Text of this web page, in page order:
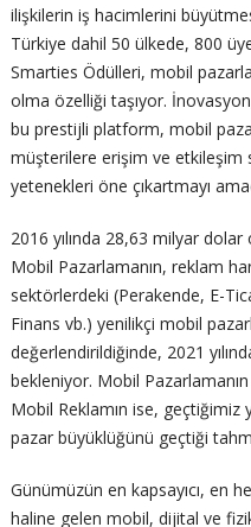
ilişkilerin iş hacimlerini
Türkiye dahil 50 ülkede, 800
Smarties Ödülleri, mobil
olma özelliği taşıyor.
bu prestijli platform, mobil
müşterilere erişim ve etkileşim
yetenekleri öne çıkartmayı
2016 yılında 28,63 milyar
Mobil Pazarlamanın, reklam
sektörlerdeki (Perakende, E-
Finans vb.) yenilikçi mobil
değerlendirildiğinde, 2021
bekleniyor. Mobil
Mobil Reklamın ise,
pazar büyüklüğünü geçtiği
Günümüzün en kapsayıcı, en
haline gelen mobil, dijital ve